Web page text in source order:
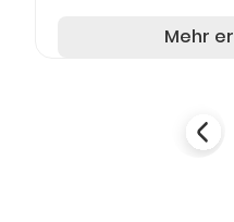
Projekte rund umMehr